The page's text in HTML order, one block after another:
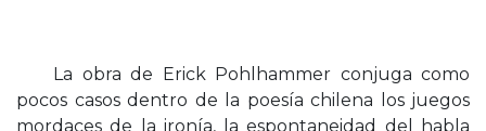
La obra de Erick Pohlhammer conjuga como
pocos casos dentro de la poesía chilena los juegos
mordaces de la ironía, la espontaneidad del habla